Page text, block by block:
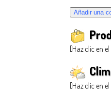
[Haz clic en
[Haz clic en